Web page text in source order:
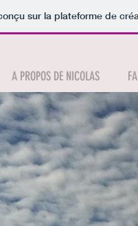
sur la plateforme de
A PROPOS DE NICOLAS